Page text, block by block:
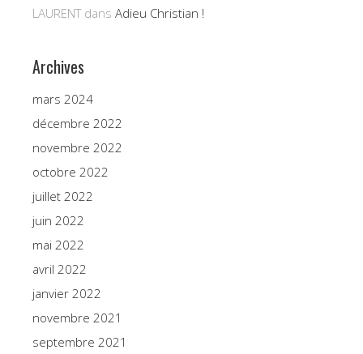
LAURENTdans Adieu Christian !
Archives
mars 2024
décembre 2022
novembre 2022
octobre 2022
juillet 2022
juin 2022
mai 2022
avril 2022
janvier 2022
novembre 2021
septembre 2021